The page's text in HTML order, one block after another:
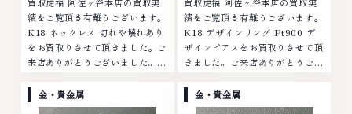
績をご覧頂き有難うございます。
K18 ネックレス 切れや壊れあり
をお買取りさせて頂きました。ご
来店ありがとうございました。■
ダイヤモンド ブランド品 ブラン
ド衣類 お酒買取りのことなら、
績をご覧頂き有難うございます。
K18 デザインリング Pt900 デ
ザインピアスをお買取りさせて頂
きました。ご来店ありがとうござ
戦金 プラチナ ダイヤモンド ブラ
ンド品 ブランド衣類 お酒買取り
金・貴金属 金・貴金属